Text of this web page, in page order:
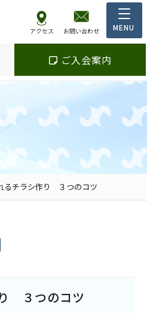
アクセス お問い合わせ
ご入会案内
るチラシ作り ３つのコツ
３つのコツ